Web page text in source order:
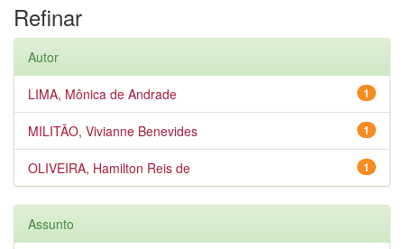
Refinar
Autor
1
LIMA, Mônica de Andrade
1
MILITÃO, Vivianne Benevides
1
OLIVEIRA, Hamilton Reis de
Assunto